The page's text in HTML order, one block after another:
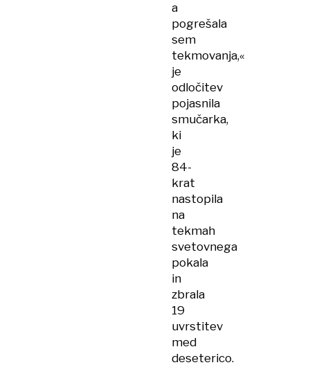
a
pogrešala
sem
tekmovanja,«
je
odločitev
pojasnila
smučarka,
ki
je
84-
krat
nastopila
na
tekmah
svetovnega
pokala
in
zbrala
19
uvrstitev
med
deseterico.